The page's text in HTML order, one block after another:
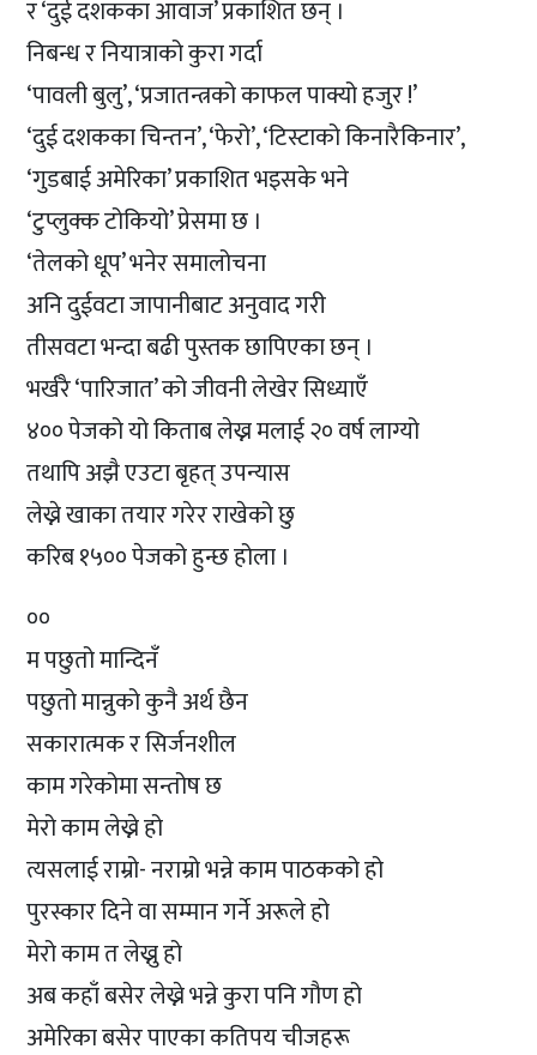
र ‘दुई दशकका आवाज’ प्रकाशित छन् ।
निबन्ध र नियात्राको कुरा गर्दा
‘पावली बुलु’, ‘प्रजातन्त्रको काफल पाक्यो हजुर !’
‘दुई दशकका चिन्तन’, ‘फेरो’, ‘टिस्टाको किनारैकिनार’,
‘गुडबाई अमेरिका’ प्रकाशित भइसके भने
‘टुप्लुक्क टोकियो’ प्रेसमा छ ।
‘तेलको धूप’ भनेर समालोचना
अनि दुईवटा जापानीबाट अनुवाद गरी
तीसवटा भन्दा बढी पुस्तक छापिएका छन् ।
भर्खरै ‘पारिजात’ को जीवनी लेखेर सिध्याएँ
४०० पेजको यो किताब लेख्न मलाई २० वर्ष लाग्यो
तथापि अझै एउटा बृहत् उपन्यास
लेख्ने खाका तयार गरेर राखेको छु
करिब १५०० पेजको हुन्छ होला ।
००
म पछुतो मान्दिनँ
पछुतो मान्नुको कुनै अर्थ छैन
सकारात्मक र सिर्जनशील
काम गरेकोमा सन्तोष छ
मेरो काम लेख्ने हो
त्यसलाई राम्रो- नराम्रो भन्ने काम पाठकको हो
पुरस्कार दिने वा सम्मान गर्ने अरूले हो
मेरो काम त लेख्नु हो
अब कहाँ बसेर लेख्ने भन्ने कुरा पनि गौण हो
अमेरिका बसेर पाएका कतिपय चीजहरू